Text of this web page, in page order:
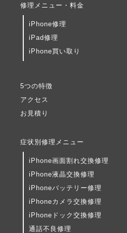
修理メニュー・料金
iPhone修理
iPad修理
iPhone買い取り
5つの特徴
アクセス
お見積り
症状別修理メニュー
iPhone画面割れ交換修理
iPhone液晶交換修理
iPhoneバッテリー修理
iPhoneカメラ交換修理
iPhoneドック交換修理
通話不良修理